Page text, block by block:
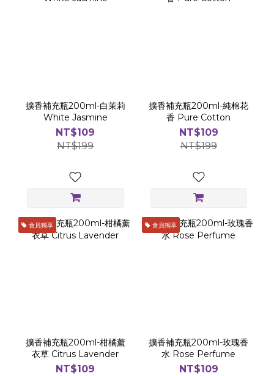
擴香補充瓶200ml-白茉莉
White Jasmine
NT$109
NT$199
擴香補充瓶200ml-純棉花
香 Pure Cotton
NT$109
NT$199
會員獨享
擴香補充瓶200ml-柑橘薰
衣草 Citrus Lavender
NT$109
會員獨享
擴香補充瓶200ml-玫瑰香
水 Rose Perfume
NT$109